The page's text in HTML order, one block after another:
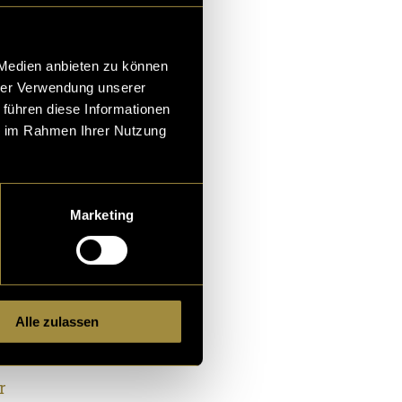
anbieten zu können
Verwendung unserer
diese Informationen
Rahmen Ihrer Nutzung
Marketing
Alle zulassen
zeigte
weder
hatten. Diese
einem
einem
– über.